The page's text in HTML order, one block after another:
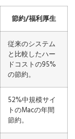
節約/福利厚生
従来のシステム
と比較したハー
ドコストの95%
の節約。
52%中規模サイ
トのMacの年間
節約。